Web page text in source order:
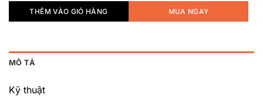
THÊM VÀO GIỎ HÀNG MUA NGAY
MÔ TẢ
Kỹ thuật